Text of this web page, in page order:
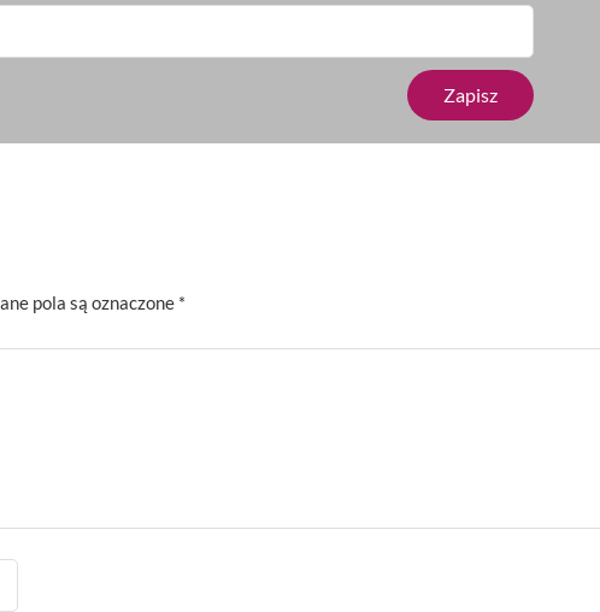
pola są oznaczone *